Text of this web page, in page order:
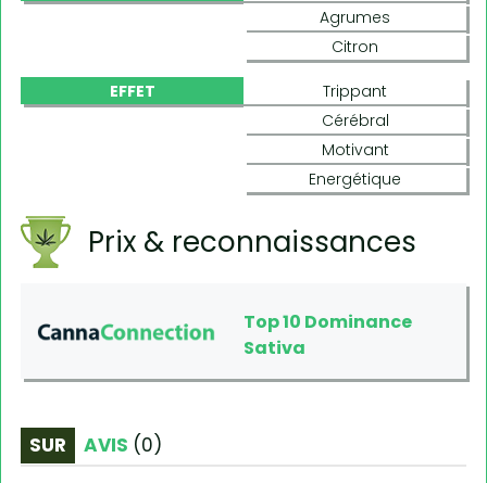
Agrumes
Citron
EFFET
Trippant
Cérébral
Motivant
Energétique
Prix & reconnaissances
Top 10 Dominance
Sativa
SUR AVIS (0)